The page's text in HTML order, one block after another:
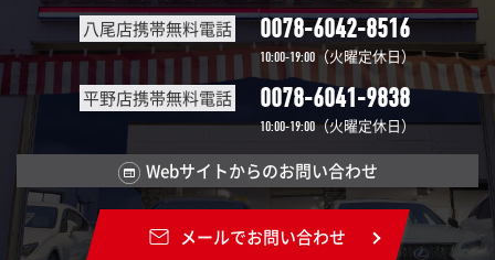
八尾店携帯無料電話 0078-6042-8516
10:00-19:00 （火曜定休日）
平野店携帯無料電話 0078-6041-9838
10:00-19:00（火曜定休日）
Webサイトからのお問い合わせ
メールでお問い合わせ